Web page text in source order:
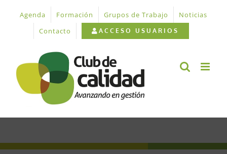
contenido
Agenda Formación Grupos de Trabajo
Noticias
Contacto
ACCESO USUARIOS